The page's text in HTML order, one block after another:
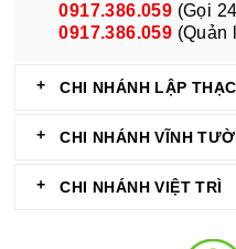
0917.386.059 (Gọi
0917.386.059 (Quản
CHI NHÁNH LẬP
CHI NHÁNH VĨNH
CHI NHÁNH VIỆT TRÌ